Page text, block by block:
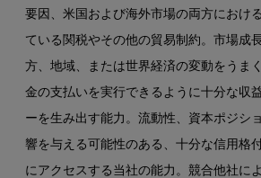
要因、米国および海外市場の両方におけ
ている関税やその他の貿易制約。市場成
方、地域、または世界経済の変動をうま
金の支払いを実行できるように十分な収
ーを生み出す能力。流動性、資本ポジシ
響を与える可能性のある、十分な信用格
にアクセスする当社の能力。競合他社に